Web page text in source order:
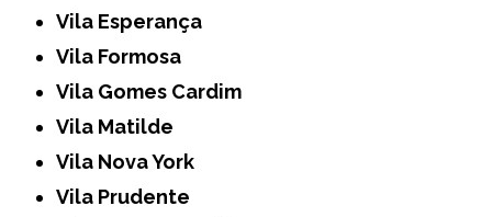
Vila Esperança
Vila Formosa
Vila Gomes Cardim
Vila Matilde
Vila Nova York
Vila Prudente